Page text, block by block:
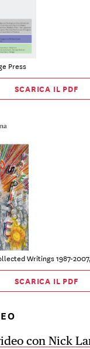
Press
SCARICA IL PDF
Writings 1987-
SCARICA IL PDF
con Nick